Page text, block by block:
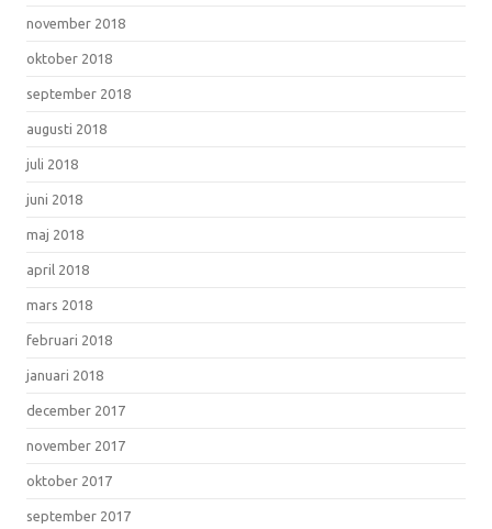
november 2018
oktober 2018
september 2018
augusti 2018
juli 2018
juni 2018
maj 2018
april 2018
mars 2018
februari 2018
januari 2018
december 2017
november 2017
oktober 2017
september 2017